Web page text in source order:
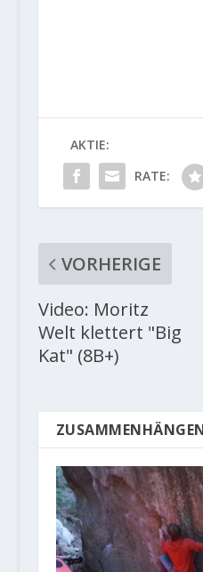
AKTIE:
RATE:
VORHERIGE
Video: Moritz
Welt klettert "Big
Kat" (8B+)